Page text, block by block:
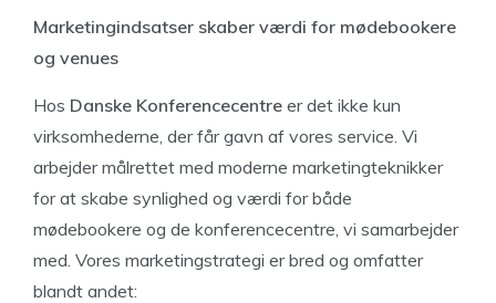
Marketingindsatser skaber værdi for mødebookere
og venues
Hos Danske Konferencecentre er det ikke kun
virksomhederne, der får gavn af vores service. Vi
arbejder målrettet med moderne marketingteknikker
for at skabe synlighed og værdi for både
mødebookere og de konferencecentre, vi samarbejder
med. Vores marketingstrategi er bred og omfatter
blandt andet: